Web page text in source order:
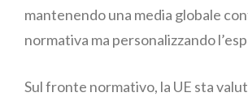
mantenendo una media globale
normativa ma personalizzando
Sul fronte normativo, la UE sta